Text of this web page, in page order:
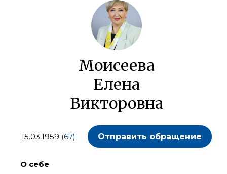
Моисеева
Елена
Викторовна
15.03.1959 (67) Отправить обращение
О себе